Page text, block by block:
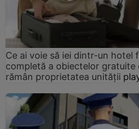
Ce ai voie să iei dintr-un hotel
completă a obiectelor gratuite
rămân proprietatea unității